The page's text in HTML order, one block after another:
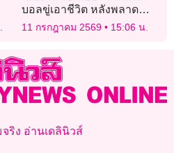
บอลขู่เอาชีวิต หลังพลาด
โอกาสทองก่อนทีมตกรอบ
บอลโลก
11 กรกฎาคม 2569 15:06 น.
ริง อ่านเดลินิวส์